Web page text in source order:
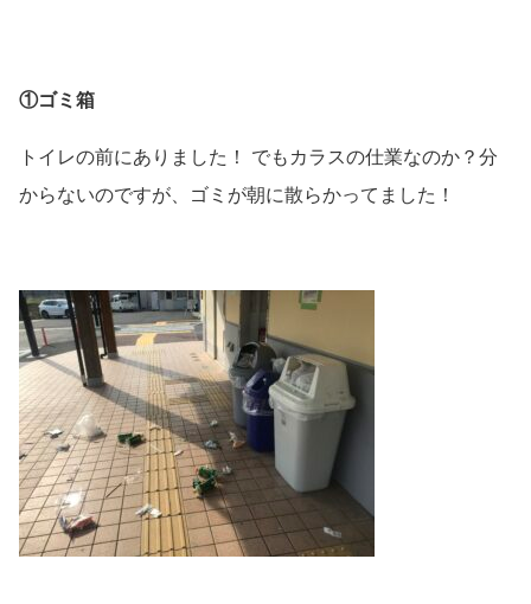
①ゴミ箱
トイレの前にありました！ でもカラスの仕業なのか？分
からないのですが、ゴミが朝に散らかってました！